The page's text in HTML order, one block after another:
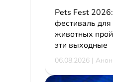
Pets Fest
фестиваль
животных
эти выходные
06.08.2026 |